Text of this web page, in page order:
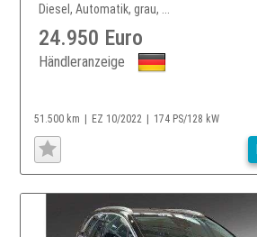
Diesel, Automatik, grau, ...
24.950 Euro
Händleranzeige
51.500 km EZ 10/2022 174 PS/128 kW